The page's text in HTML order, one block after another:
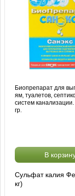
Биопрепарат для
ям, туалетов,
систем
гр.
В
Сульфат калия
кг)